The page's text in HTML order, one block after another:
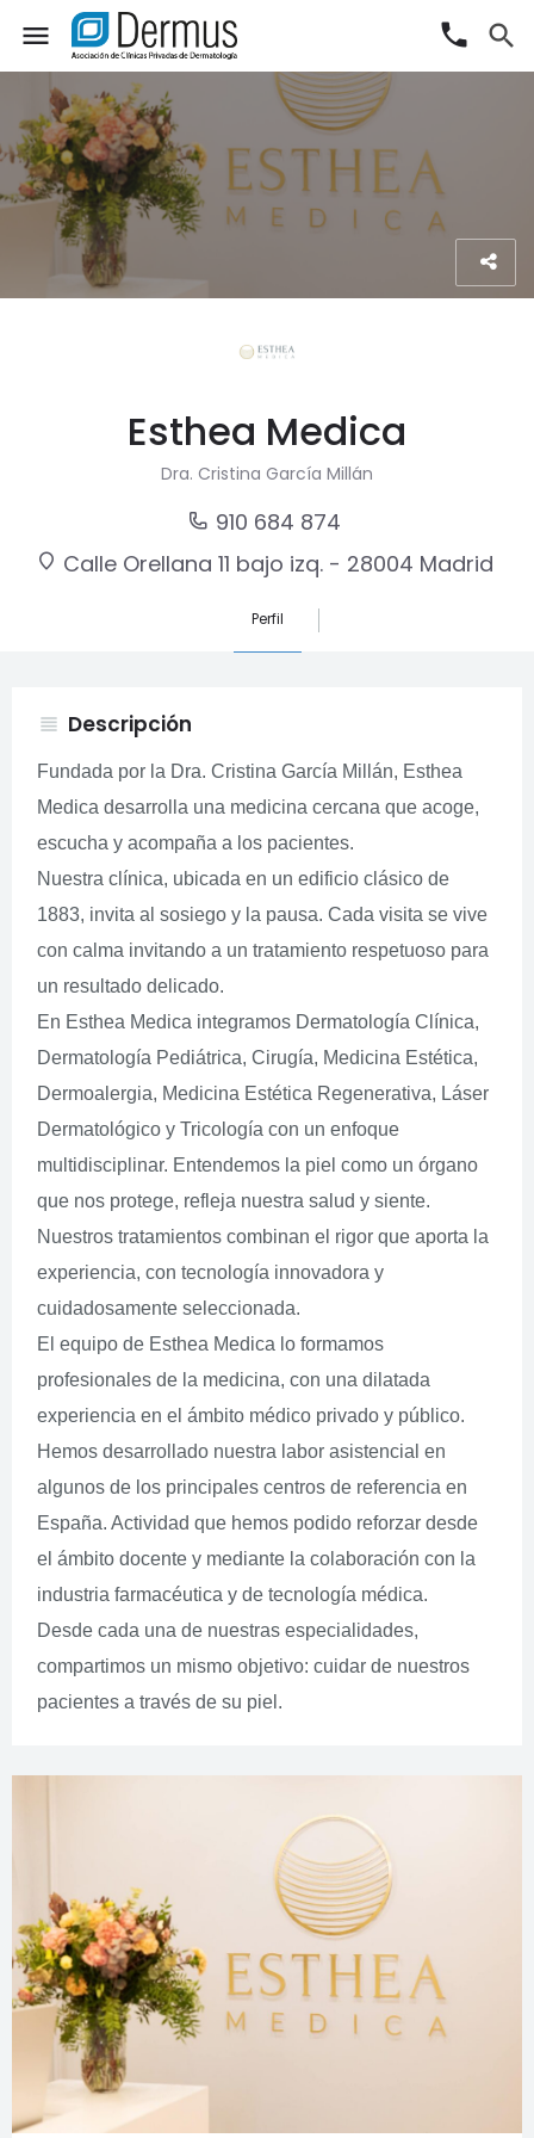
menu phone search
Esthea Medica
Dra. Cristina García Millán
910 684 874
Calle Orellana 11 bajo izq. - 28004 Madrid
Perfil
view_headline Descripción
Fundada por la Dra. Cristina García Millán, Esthea
Medica desarrolla una medicina cercana que acoge,
escucha y acompaña a los pacientes.
Nuestra clínica, ubicada en un edificio clásico de
1883, invita al sosiego y la pausa. Cada visita se vive
con calma invitando a un tratamiento respetuoso para
un resultado delicado.
En Esthea Medica integramos Dermatología Clínica,
Dermatología Pediátrica, Cirugía, Medicina Estética,
Dermoalergia, Medicina Estética Regenerativa, Láser
Dermatológico y Tricología con un enfoque
multidisciplinar. Entendemos la piel como un órgano
que nos protege, refleja nuestra salud y siente.
Nuestros tratamientos combinan el rigor que aporta la
experiencia, con tecnología innovadora y
cuidadosamente seleccionada.
El equipo de Esthea Medica lo formamos
profesionales de la medicina, con una dilatada
experiencia en el ámbito médico privado y público.
Hemos desarrollado nuestra labor asistencial en
algunos de los principales centros de referencia en
España. Actividad que hemos podido reforzar desde
el ámbito docente y mediante la colaboración con la
industria farmacéutica y de tecnología médica.
Desde cada una de nuestras especialidades,
compartimos un mismo objetivo: cuidar de nuestros
pacientes a través de su piel.